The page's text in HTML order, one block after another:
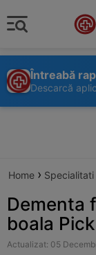
Întreabă
Descarcă
Home › Specialitati
Dementa
boala Pick
Actualizat: 05